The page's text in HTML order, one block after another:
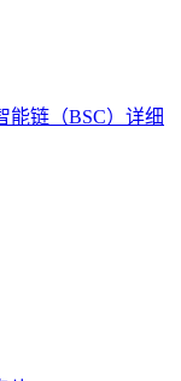
能链（BSC）详细